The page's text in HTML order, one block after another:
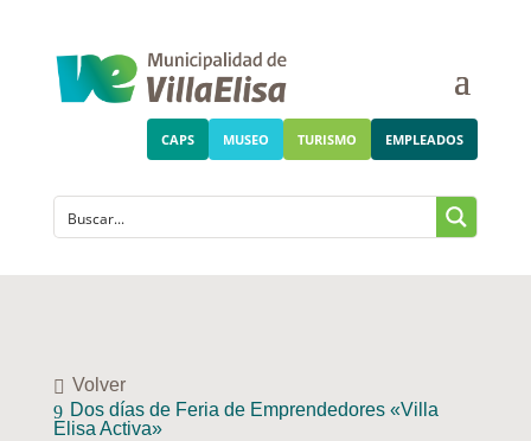
CAPS MUSEO TURISMO EMPLEADOS
Volver
Dos días de Feria de Emprendedores «Villa
Elisa Activa»